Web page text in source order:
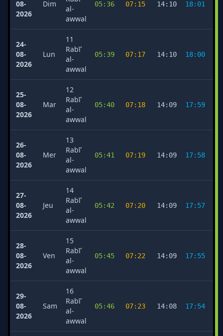
08-
2026
Dim
al-
awwal
05:36 07:15 14:10 18:01
24-
08-
2026
Lun
11
Rabīʿ
al-
awwal
05:39 07:17 14:10 18:00
25-
08-
2026
Mar
12
Rabīʿ
al-
awwal
05:40 07:18 14:09 17:59
26-
08-
2026
Mer
13
Rabīʿ
al-
awwal
05:41 07:19 14:09 17:58
27-
08-
2026
Jeu
14
Rabīʿ
al-
awwal
05:42 07:20 14:09 17:57
28-
08-
2026
Ven
15
Rabīʿ
al-
awwal
05:45 07:22 14:09 17:55
29-
08-
2026
Sam
16
Rabīʿ
al-
awwal
05:46 07:23 14:08 17:54